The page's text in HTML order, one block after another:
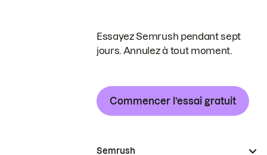
Essayez Semrush pendant sept
jours. Annulez à tout moment.
Commencer l’essai gratuit
Semrush